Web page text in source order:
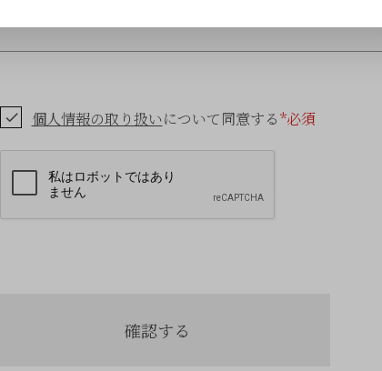
個人情報の取り扱いについて同意する*必須